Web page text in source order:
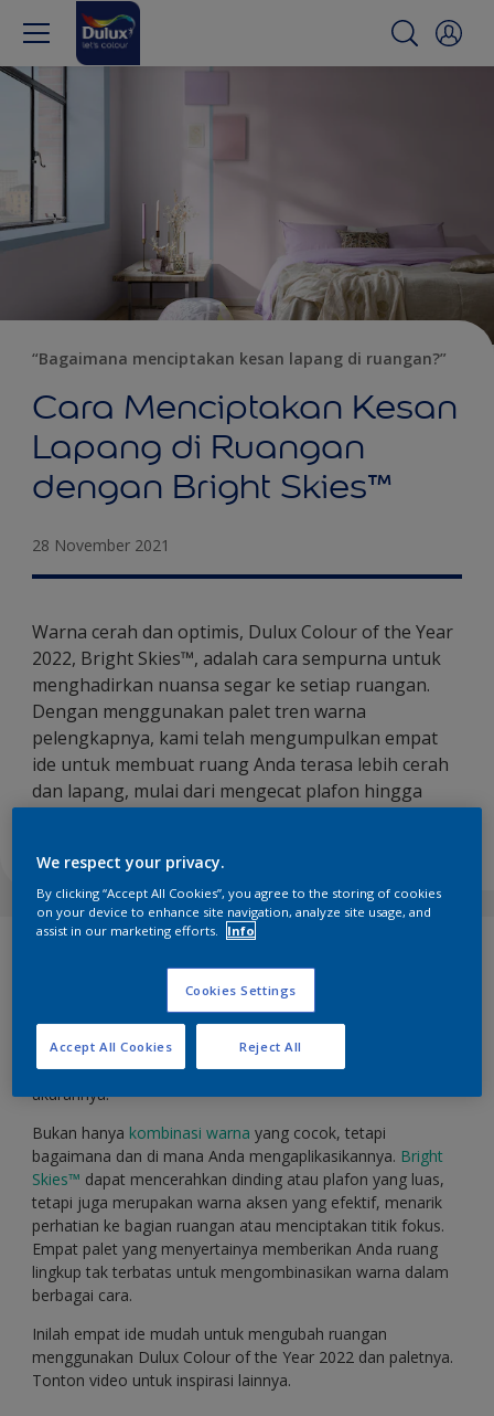
“Bagaimana menciptakan kesan lapang di ruangan?”
Cara Menciptakan Kesan
Lapang di Ruangan
dengan Bright Skies™
28 November 2021
Warna cerah dan optimis, Dulux Colour of the Year
2022, Bright Skies™, adalah cara sempurna untuk
menghadirkan nuansa segar ke setiap ruangan.
Dengan menggunakan palet tren warna
pelengkapnya, kami telah mengumpulkan empat
ide untuk membuat ruang Anda terasa lebih cerah
dan lapang, mulai dari mengecat plafon hingga
langit terbuka langsung ke dalam rumah Anda. Warna ini
juga sangat serbaguna, dapat digunakan dengan empat
palet pelengkap yang berbeda untuk memberikan kesan
terang dan luas di ruang secara instan, berapa pun
ukurannya.
Bukan hanya kombinasi warna yang cocok, tetapi
bagaimana dan di mana Anda mengaplikasikannya. Bright
Skies™ dapat mencerahkan dinding atau plafon yang luas,
tetapi juga merupakan warna aksen yang efektif, menarik
perhatian ke bagian ruangan atau menciptakan titik fokus.
Empat palet yang menyertainya memberikan Anda ruang
lingkup tak terbatas untuk mengombinasikan warna dalam
berbagai cara.
Inilah empat ide mudah untuk mengubah ruangan
menggunakan Dulux Colour of the Year 2022 dan paletnya.
Tonton video untuk inspirasi lainnya.
We respect your privacy.
By clicking “Accept All Cookies”, you agree to the storing of cookies
on your device to enhance site navigation, analyze site usage, and
assist in our marketing efforts.
Info
Cookies Settings
Reject All
Accept All Cookies